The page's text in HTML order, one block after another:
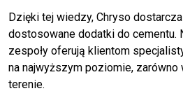
Dzięki tej wiedzy, Chryso
dostosowane dodatki do cementu.
zespoły oferują klientom
na najwyższym poziomie, zarówno
terenie.